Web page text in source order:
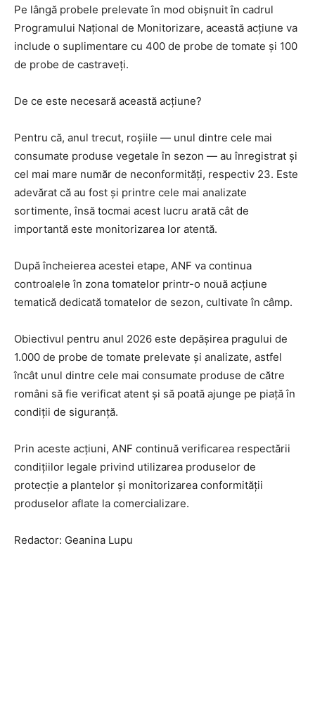
Pe lângă probele prelevate în mod obișnuit în cadrul
Programului Național de Monitorizare, această acțiune va
include o suplimentare cu 400 de probe de tomate și 100
de probe de castraveți.
De ce este necesară această acțiune?
Pentru că, anul trecut, roșiile — unul dintre cele mai
consumate produse vegetale în sezon — au înregistrat și
cel mai mare număr de neconformități, respectiv 23. Este
adevărat că au fost și printre cele mai analizate
sortimente, însă tocmai acest lucru arată cât de
importantă este monitorizarea lor atentă.
După încheierea acestei etape, ANF va continua
controalele în zona tomatelor printr-o nouă acțiune
tematică dedicată tomatelor de sezon, cultivate în câmp.
Obiectivul pentru anul 2026 este depășirea pragului de
1.000 de probe de tomate prelevate și analizate, astfel
încât unul dintre cele mai consumate produse de către
români să fie verificat atent și să poată ajunge pe piață în
condiții de siguranță.
Prin aceste acțiuni, ANF continuă verificarea respectării
condițiilor legale privind utilizarea produselor de
protecție a plantelor și monitorizarea conformității
produselor aflate la comercializare.
Redactor: Geanina Lupu